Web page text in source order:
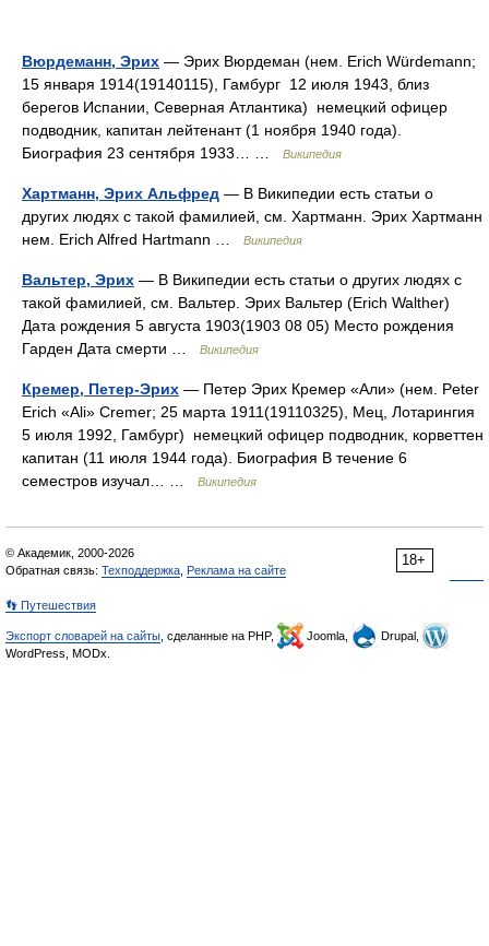
Вюрдеманн, Эрих — Эрих Вюрдеман (нем. Erich Würdemann;
15 января 1914(19140115), Гамбург 12 июля 1943, близ
берегов Испании, Северная Атлантика) немецкий офицер
подводник, капитан лейтенант (1 ноября 1940 года).
Биография 23 сентября 1933… …
Википедия
Хартманн, Эрих Альфред — В Википедии есть статьи о
других людях с такой фамилией, см. Хартманн. Эрих Хартманн
нем. Erich Alfred Hartmann …
Википедия
Вальтер, Эрих — В Википедии есть статьи о других людях с
такой фамилией, см. Вальтер. Эрих Вальтер (Erich Walther)
Дата рождения 5 августа 1903(1903 08 05) Место рождения
Гарден Дата смерти …
Википедия
Кремер, Петер-Эрих — Петер Эрих Кремер «Али» (нем. Peter
Erich «Ali» Cremer; 25 марта 1911(19110325), Мец, Лотарингия
5 июля 1992, Гамбург) немецкий офицер подводник, корветтен
капитан (11 июля 1944 года). Биография В течение 6
семестров изучал… …
Википедия
18+
© Академик, 2000-2026
Обратная связь: Техподдержка Реклама на сайте
👣 Путешествия
Экспорт словарей на сайты , сделанные на PHP, Joomla,
Drupal,
WordPress, MODx.